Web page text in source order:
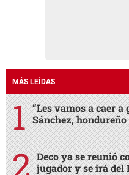
MÁS LEÍDAS
“Les vamos a caer
Sánchez,
Deco ya se reunió
jugador y se irá del